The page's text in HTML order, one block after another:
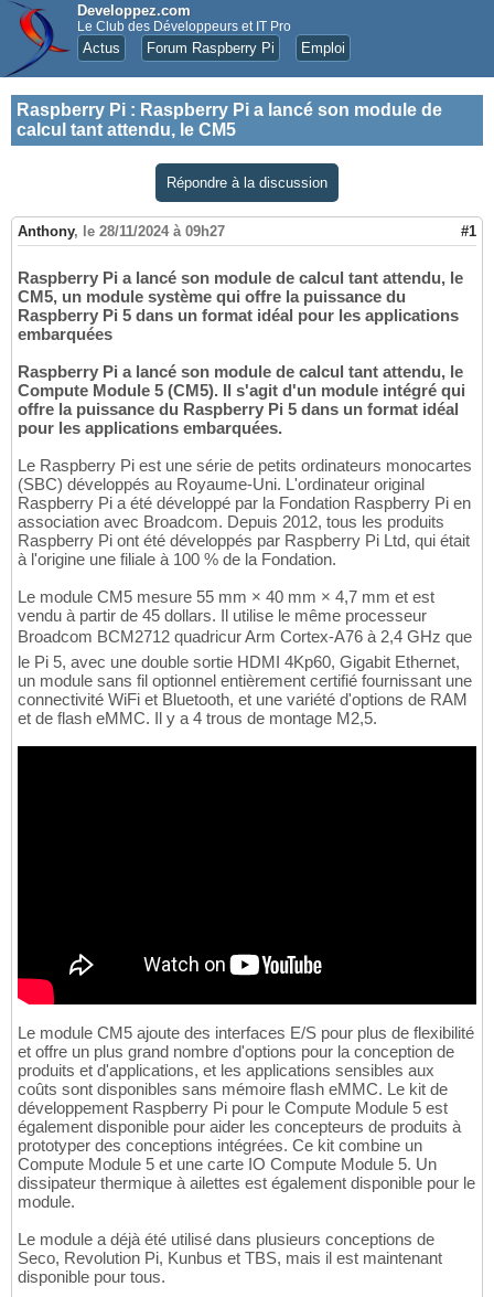
Developpez.com
Le Club des Développeurs et IT Pro
Actus Forum Raspberry Pi Emploi
Raspberry Pi : Raspberry Pi a lancé son module de
calcul tant attendu, le CM5
Répondre à la discussion
Anthony, le 28/11/2024 à 09h27 #1
Raspberry Pi a lancé son module de calcul tant attendu, le
CM5, un module système qui offre la puissance du
Raspberry Pi 5 dans un format idéal pour les applications
embarquées
Raspberry Pi a lancé son module de calcul tant attendu, le
Compute Module 5 (CM5). Il s'agit d'un module intégré qui
offre la puissance du Raspberry Pi 5 dans un format idéal
pour les applications embarquées.
Le Raspberry Pi est une série de petits ordinateurs monocartes
(SBC) développés au Royaume-Uni. L'ordinateur original
Raspberry Pi a été développé par la Fondation Raspberry Pi en
association avec Broadcom. Depuis 2012, tous les produits
Raspberry Pi ont été développés par Raspberry Pi Ltd, qui était
à l'origine une filiale à 100 % de la Fondation.
Le module CM5 mesure 55 mm × 40 mm × 4,7 mm et est
vendu à partir de 45 dollars. Il utilise le même processeur
Broadcom BCM2712 quadricur Arm Cortex-A76 à 2,4 GHz que
le Pi 5, avec une double sortie HDMI 4Kp60, Gigabit Ethernet,
un module sans fil optionnel entièrement certifié fournissant une
connectivité WiFi et Bluetooth, et une variété d'options de RAM
et de flash eMMC. Il y a 4 trous de montage M2,5.
Le module CM5 ajoute des interfaces E/S pour plus de flexibilité
et offre un plus grand nombre d'options pour la conception de
produits et d'applications, et les applications sensibles aux
coûts sont disponibles sans mémoire flash eMMC. Le kit de
développement Raspberry Pi pour le Compute Module 5 est
également disponible pour aider les concepteurs de produits à
prototyper des conceptions intégrées. Ce kit combine un
Compute Module 5 et une carte IO Compute Module 5. Un
dissipateur thermique à ailettes est également disponible pour le
module.
Le module a déjà été utilisé dans plusieurs conceptions de
Seco, Revolution Pi, Kunbus et TBS, mais il est maintenant
disponible pour tous.